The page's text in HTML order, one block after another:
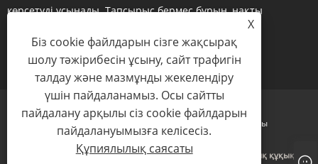
көрсетуді ұсынады. Тапсырыс бермес бұрын, нақты
ҚАЗІР СҰРАУ
Links Sitemap Құпиялылық саясаты
Copyright © 2024 Jiangsu Run'an Pharmaceutical Co. Ltd. Барлық құқықтар
X
Біз cookie файлдарын сізге жақсырақ
шолу тәжірибесін ұсыну, сайт трафигін
талдау және мазмұнды жекелендіру
үшін пайдаланамыз. Осы сайтты
пайдалану арқылы сіз cookie файлдарын
пайдалануымызға келісесіз.
Құпиялылық саясаты